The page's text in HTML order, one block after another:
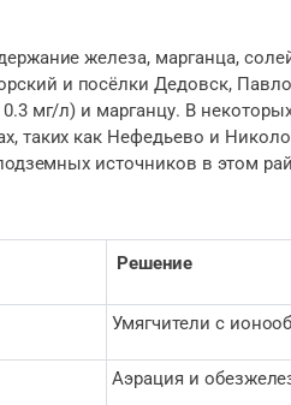
железа, марганца,
и посёлки Дедовск,
л) и марганцу. В некоторых
таких как Нефедьево и
источников в этом
Решение
Умягчители с
Аэрация и